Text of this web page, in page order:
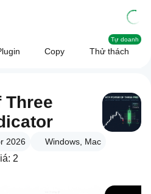
Copy Thử thách
Tự doanh
Three
2026 Windows, Mac
2